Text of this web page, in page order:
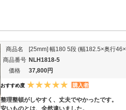
商品名
[25mm] 幅180 5段 (幅182.5×奥行
商品番号 NLH1818-5
価格
37,800円
おすすめ度 購入者
整理整頓がしやすく、丈夫でやかったです。
安いものとは、全然違いました。